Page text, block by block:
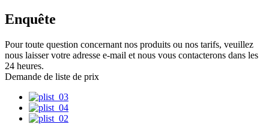
Enquête
Pour toute question concernant nos produits ou nos tarifs, veuillez
nous laisser votre adresse e-mail et nous vous contacterons dans les
24 heures.
Demande de liste de prix